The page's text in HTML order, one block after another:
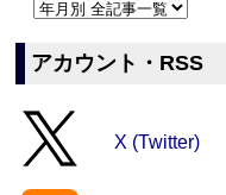
アカウント・RSS
X (Twitter)